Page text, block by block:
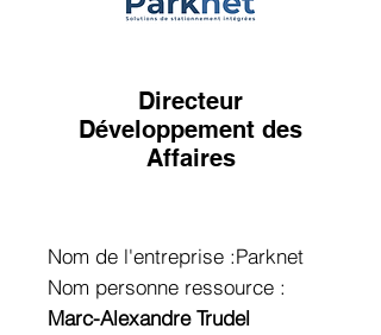
Directeur
Développement des
Affaires
Nom de l'entreprise :Parknet
Nom personne ressource :
Marc-Alexandre Trudel